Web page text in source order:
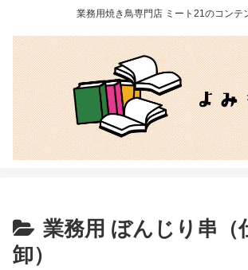
業務用焼き鳥専門店 ミート21のコンテ
業務用 ぼんじり串（
卸）